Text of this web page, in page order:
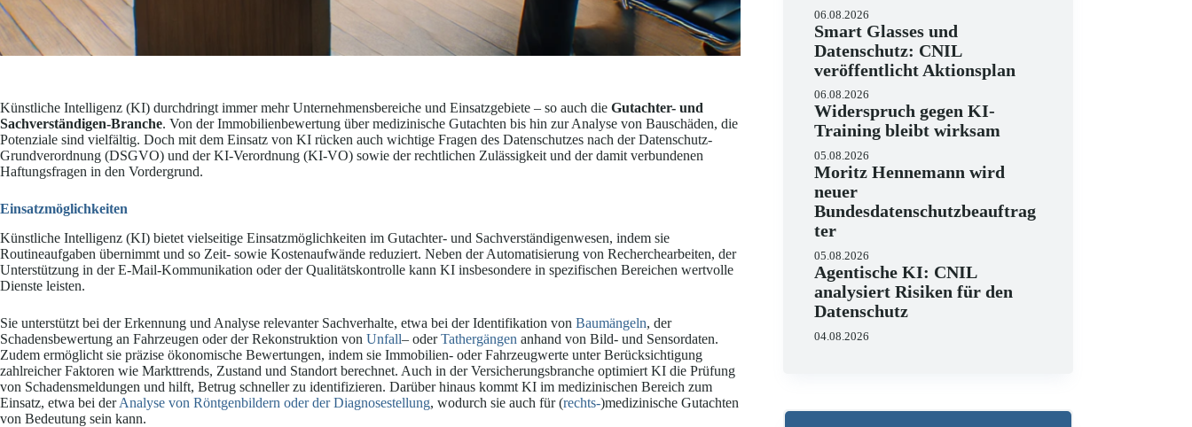
Künstliche Intelligenz (KI) durchdringt immer mehr Unternehmensbereiche und Einsatzgebiete – so auch die Gutachter- und
Sachverständigen-Branche. Von der Immobilienbewertung über medizinische Gutachten bis hin zur Analyse von Bauschäden, die
Potenziale sind vielfältig. Doch mit dem Einsatz von KI rücken auch wichtige Fragen des Datenschutzes nach der Datenschutz-
Grundverordnung (DSGVO) und der KI-Verordnung (KI-VO) sowie der rechtlichen Zulässigkeit und der damit verbundenen
Haftungsfragen in den Vordergrund.
Einsatzmöglichkeiten
Künstliche Intelligenz (KI) bietet vielseitige Einsatzmöglichkeiten im Gutachter- und Sachverständigenwesen, indem sie
Routineaufgaben übernimmt und so Zeit- sowie Kostenaufwände reduziert. Neben der Automatisierung von Recherchearbeiten, der
Unterstützung in der E-Mail-Kommunikation oder der Qualitätskontrolle kann KI insbesondere in spezifischen Bereichen wertvolle
Dienste leisten.
Sie unterstützt bei der Erkennung und Analyse relevanter Sachverhalte, etwa bei der Identifikation von Baumängeln, der
Schadensbewertung an Fahrzeugen oder der Rekonstruktion von Unfall– oderTathergängen anhand von Bild- und Sensordaten.
Zudem ermöglicht sie präzise ökonomische Bewertungen, indem sie Immobilien- oder Fahrzeugwerte unter Berücksichtigung
zahlreicher Faktoren wie Markttrends, Zustand und Standort berechnet. Auch in der Versicherungsbranche optimiert KI die Prüfung
von Schadensmeldungen und hilft, Betrug schneller zu identifizieren. Darüber hinaus kommt KI im medizinischen Bereich zum
Einsatz, etwa bei derAnalyse von Röntgenbildern oder der Diagnosestellung, wodurch sie auch für (rechts-)medizinische Gutachten
von Bedeutung sein kann.
06.08.2026
Smart Glasses und
Datenschutz: CNIL
veröffentlicht Aktionsplan
06.08.2026
Widerspruch gegen KI-
Training bleibt wirksam
05.08.2026
Moritz Hennemann wird
neuer
Bundesdatenschutzbeauftrag
ter
05.08.2026
Agentische KI: CNIL
analysiert Risiken für den
Datenschutz
04.08.2026